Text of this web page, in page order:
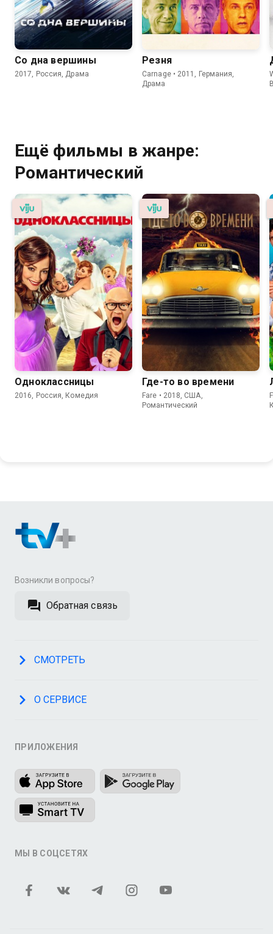
Со дна вершины
2017, Россия, Драма
Резня
Carnage • 2011, Германия,
Драма
Ещё фильмы в жанре:
Романтический
Одноклассницы
2016, Россия, Комедия
Где-то во времени
Fare • 2018, США,
Романтический
Возникли вопросы?
Обратная связь
СМОТРЕТЬ
О СЕРВИСЕ
ПРИЛОЖЕНИЯ
МЫ В СОЦСЕТЯХ